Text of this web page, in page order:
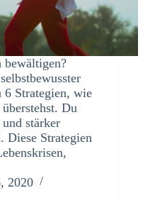
bewältigen?
6 Strategien, wie
Du
stärker
Diese Strategien
2020